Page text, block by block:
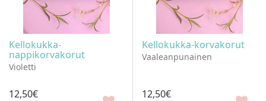
Kellokukka-
nappikorvakorut
Violetti
12,50€
Kellokukka-korvakorut
Vaaleanpunainen
12,50€